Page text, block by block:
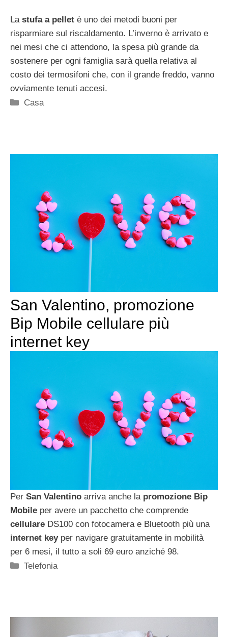
La stufa a pellet è uno dei metodi buoni per
risparmiare sul riscaldamento. L’inverno è arrivato e
nei mesi che ci attendono, la spesa più grande da
sostenere per ogni famiglia sarà quella relativa al
costo dei termosifoni che, con il grande freddo, vanno
ovviamente tenuti accesi.
Categorie
Casa
San Valentino, promozione
Bip Mobile cellulare più
internet key
Per San Valentino arriva anche la promozione Bip
Mobile per avere un pacchetto che comprende
cellulare DS100 con fotocamera e Bluetooth più una
internet keyper navigare gratuitamente in mobilità
per 6 mesi, il tutto a soli 69 euro anziché 98.
Categorie
Telefonia